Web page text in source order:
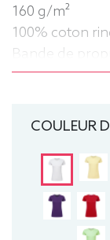
160 g/m²
100% coton
Bande de
Léger,
COULEUR